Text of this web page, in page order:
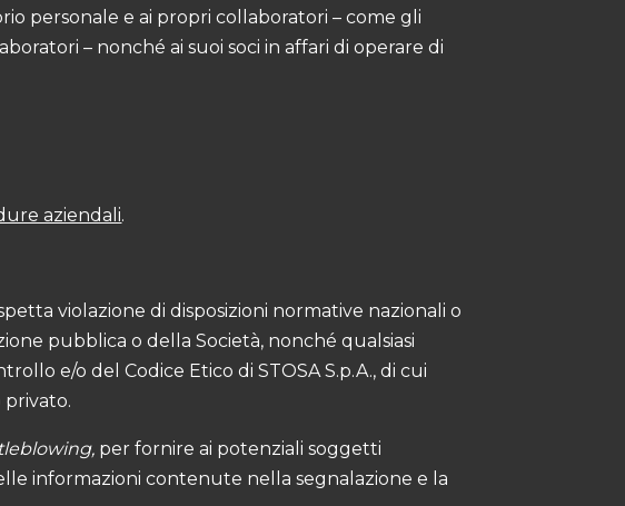
personale e ai propri collaboratori – come gli
– nonché ai suoi soci in affari di operare di
aziendali.
violazione di disposizioni normative nazionali o
pubblica o della Società, nonché qualsiasi
e/o del Codice Etico di STOSA S.p.A., di cui
privato.
per fornire ai potenziali soggetti
informazioni contenute nella segnalazione e la